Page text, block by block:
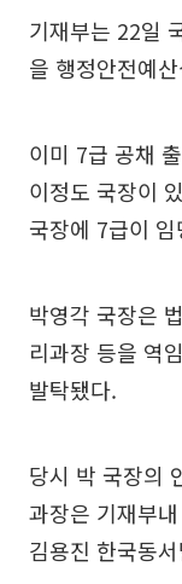
기재부는 22일
을 행정안전예
이미 7급 공채
이정도 국장이
국장에 7급이
박영각 국장은
리과장 등을 역
발탁됐다.
당시 박 국장의
과장은 기재부
김용진 한국동